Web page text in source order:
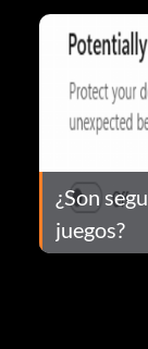
¿Son
juegos?